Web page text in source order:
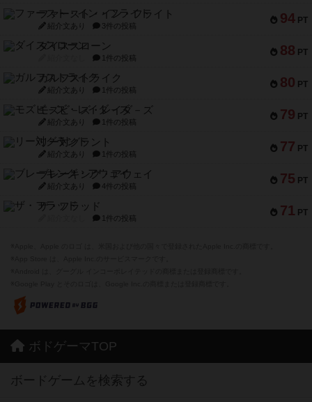
94 PT
ファースト・イン・フライト
紹介文あり 3件の投稿
88 PT
ダイススローン
1件の投稿
80 PT
ガルフストライク
紹介文あり 1件の投稿
79 PT
モズビ－ズ・レイダ－ズ
紹介文あり 1件の投稿
77 PT
リー対グラント
紹介文あり 1件の投稿
75 PT
ブレーキング・アウェイ
紹介文あり 4件の投稿
71 PT
ザ・フラッド
1件の投稿
ボドゲーマTOP
ボードゲームを検索する